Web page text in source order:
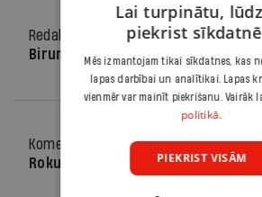
Redaktores sleja
13.03.2019.
Birums
Komentārs
13.03.2019.
Rokudzelžu kandidāti
Lai turpinātu,
piekrist
Mēs izmantojam tikai sīkdatnes, kas
lapas darbībai un analītikai. Lapas
vienmēr var mainīt piekrišanu. Vairāk
politikā.
PIEKRIST VISĀM